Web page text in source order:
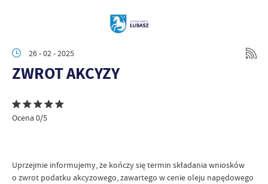
26 - 02 - 2025
ZWROT AKCYZY
Ocena 0/5
Uprzejmie informujemy, że kończy się termin składania wniosków
o zwrot podatku akcyzowego, zawartego w cenie oleju napędowego